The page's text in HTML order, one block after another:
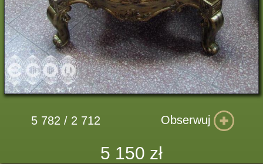
5 782 / 2 712 Obserwuj
5 150 zł